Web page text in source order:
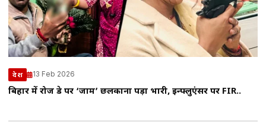
देश 13 Feb 2026
बिहार में रोज डे पर ‘जाम’ छलकाना पड़ा भारी, इन्फ्लुएंसर पर FIR..